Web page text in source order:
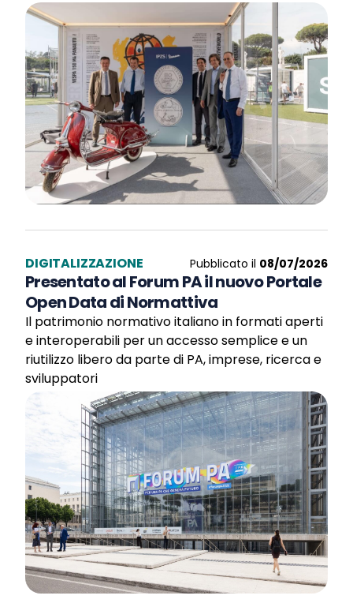
DIGITALIZZAZIONE Pubblicato il 08/07/2026
Presentato al Forum PA il nuovo Portale
Open Data di Normattiva
Il patrimonio normativo italiano in formati aperti
e interoperabili per un accesso semplice e un
riutilizzo libero da parte di PA, imprese, ricerca e
sviluppatori